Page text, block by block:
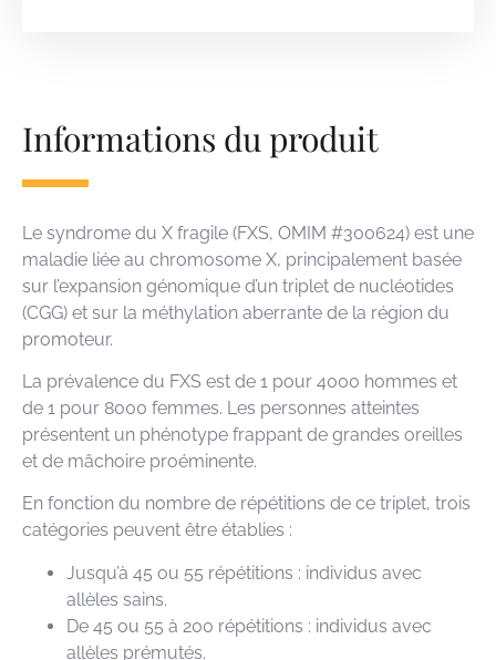
Informations du produit
Le syndrome du X fragile (FXS, OMIM #300624) est une
maladie liée au chromosome X, principalement basée
sur l’expansion génomique d’un triplet de nucléotides
(CGG) et sur la méthylation aberrante de la région du
promoteur.
La prévalence du FXS est de 1 pour 4000 hommes et
de 1 pour 8000 femmes. Les personnes atteintes
présentent un phénotype frappant de grandes oreilles
et de mâchoire proéminente.
En fonction du nombre de répétitions de ce triplet, trois
catégories peuvent être établies :
Jusqu’à 45 ou 55 répétitions : individus avec
allèles sains.
De 45 ou 55 à 200 répétitions : individus avec
allèles prémutés.